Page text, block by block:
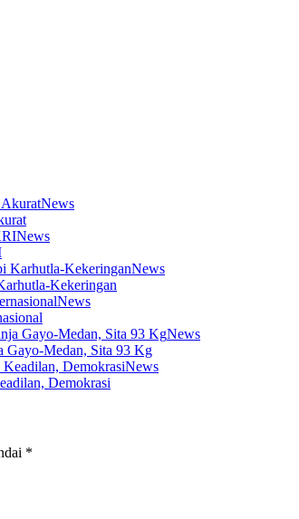
News
News
News
Kekeringan
News
News
Gayo-Medan, Sita 93 Kg
News
Demokrasi
*